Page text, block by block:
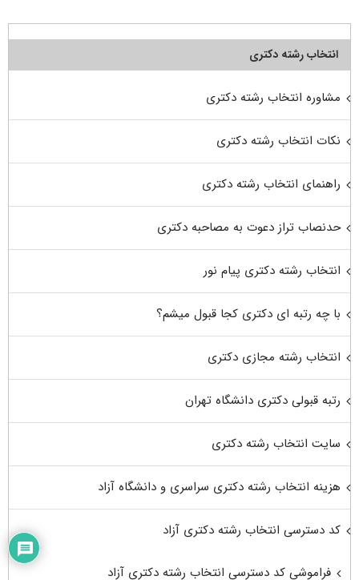
انتخاب رشته دکتری
مشاوره انتخاب رشته دکتری
نکات انتخاب رشته دکتری
راهنمای انتخاب رشته دکتری
حدنصاب تراز دعوت به مصاحبه دکتری
انتخاب رشته دکتری پیام نور
با چه رتبه ای دکتری کجا قبول میشم؟
انتخاب رشته مجازی دکتری
رتبه قبولی دکتری دانشگاه تهران
سایت انتخاب رشته دکتری
هزینه انتخاب رشته دکتری سراسری و دانشگاه آزاد
کد دسترسی انتخاب رشته دکتری آزاد
فراموشی کد دسترسی انتخاب رشته دکتری آزاد